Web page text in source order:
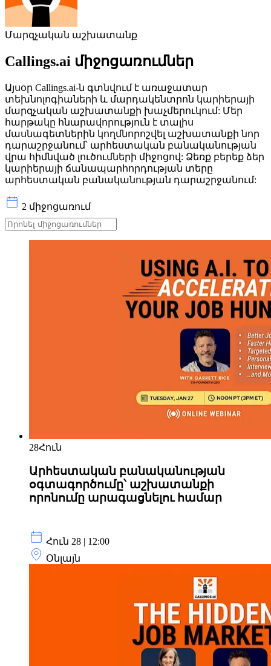
Մարզչական աշխատանք
Callings.ai միջոցառումներ
Այսօր Callings.ai-ն գտնվում է առաջատար
տեխնոլոգիաների և մարդակենտրոն կարիերայի
մարզչական աշխատանքի խաչմերուկում: Մեր
հարթակը հնարավորություն է տալիս
մասնագետներին կողմնորոշվել աշխատանքի նոր
դարաշրջանում՝ արհեստական ​​բանականության
վրա հիմնված լուծումների միջոցով: Ձեռք բերեք ձեր
կարիերայի ճանապարհորդության տերը
արհեստական ​​բանականության դարաշրջանում:
2 միջոցառում
28Հուն
Արհեստական ​​բանականության
օգտագործումը՝ աշխատանքի
որոնումը արագացնելու համար
Հուն 28 | 12:00
Օնլայն